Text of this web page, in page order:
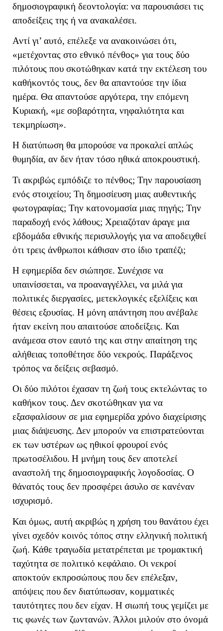
δημοσιογραφική δεοντολογία: να παρουσιάσει τις
αποδείξεις της ή να ανακαλέσει.
Αντί γι’ αυτό, επέλεξε να ανακοινώσει ότι,
«μετέχοντας στο εθνικό πένθος» για τους δύο
πιλότους που σκοτώθηκαν κατά την εκτέλεση του
καθήκοντός τους, δεν θα απαντούσε την ίδια
ημέρα. Θα απαντούσε αργότερα, την επόμενη
Κυριακή, «με σοβαρότητα, νηφαλιότητα και
τεκμηρίωση».
Η διατύπωση θα μπορούσε να προκαλεί απλώς
θυμηδία, αν δεν ήταν τόσο ηθικά αποκρουστική.
Τι ακριβώς εμπόδιζε το πένθος; Την παρουσίαση
ενός στοιχείου; Τη δημοσίευση μιας αυθεντικής
φωτογραφίας; Την κατονομασία μιας πηγής; Την
παραδοχή ενός λάθους; Χρειαζόταν άραγε μια
εβδομάδα εθνικής περισυλλογής για να αποδειχθεί
ότι τρεις άνθρωποι κάθισαν στο ίδιο τραπέζι;
Η εφημερίδα δεν σιώπησε. Συνέχισε να
υπαινίσσεται, να προαναγγέλλει, να μιλά για
πολιτικές διεργασίες, μετεκλογικές εξελίξεις και
θέσεις εξουσίας. Η μόνη απάντηση που ανέβαλε
ήταν εκείνη που απαιτούσε αποδείξεις. Και
ανάμεσα στον εαυτό της και στην απαίτηση της
αλήθειας τοποθέτησε δύο νεκρούς. Παράξενος
τρόπος να δείξεις σεβασμό.
Οι δύο πιλότοι έχασαν τη ζωή τους εκτελώντας το
καθήκον τους. Δεν σκοτώθηκαν για να
εξασφαλίσουν σε μια εφημερίδα χρόνο διαχείρισης
μιας διάψευσης. Δεν μπορούν να επιστρατεύονται
εκ των υστέρων ως ηθικοί φρουροί ενός
πρωτοσέλιδου. Η μνήμη τους δεν αποτελεί
αναστολή της δημοσιογραφικής λογοδοσίας. Ο
θάνατός τους δεν προσφέρει άσυλο σε κανέναν
ισχυρισμό.
Και όμως, αυτή ακριβώς η χρήση του θανάτου έχει
γίνει σχεδόν κοινός τόπος στην ελληνική πολιτική
ζωή. Κάθε τραγωδία μετατρέπεται με τρομακτική
ταχύτητα σε πολιτικό κεφάλαιο. Οι νεκροί
αποκτούν εκπροσώπους που δεν επέλεξαν,
απόψεις που δεν διατύπωσαν, κομματικές
ταυτότητες που δεν είχαν. Η σιωπή τους γεμίζει με
τις φωνές των ζωντανών. Άλλοι μιλούν στο όνομά